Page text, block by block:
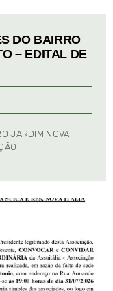
DO BAIRRO
– EDITAL DE
JARDIM NOVA